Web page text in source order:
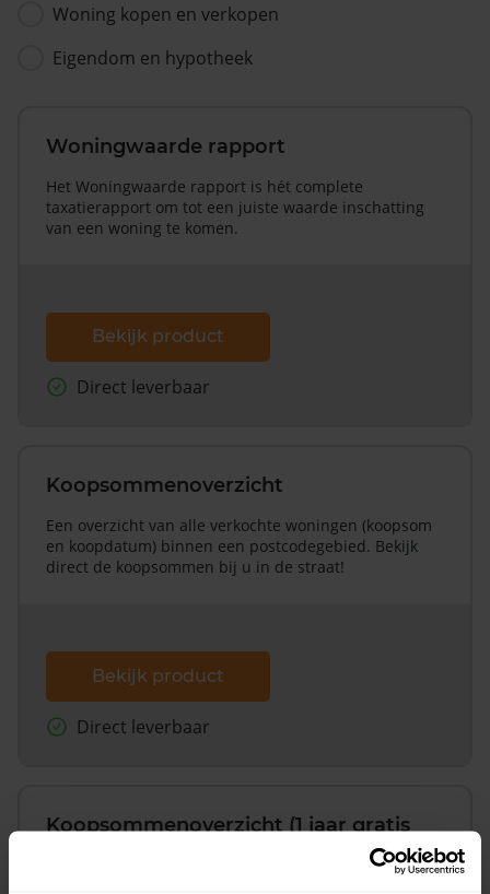
Woning kopen en verkopen
Eigendom en hypotheek
Woningwaarde rapport
Het Woningwaarde rapport is hét complete
taxatierapport om tot een juiste waarde inschatting
van een woning te komen.
Bekijk product
Direct leverbaar
Koopsommenoverzicht
Een overzicht van alle verkochte woningen (koopsom
en koopdatum) binnen een postcodegebied. Bekijk
direct de koopsommen bij u in de straat!
Bekijk product
Direct leverbaar
Koopsommenoverzicht (1 jaar gratis